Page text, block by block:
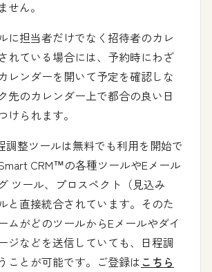
せん。
に担当者だけでなく招待者のカレ
れている場合には、予約時にわざ
レンダーを開いて予定を確認しな
先のカレンダー上で都合の良い日
けられます。
調整ツールは無料でも利用を開始で
CRM™の各種ツールやEメール
ツール、プロスペクト（見込み
と直接統合されています。そのた
ムがどのツールからEメールやダイ
ジなどを送信していても、日程調
ことが可能です。ご登録は こちら